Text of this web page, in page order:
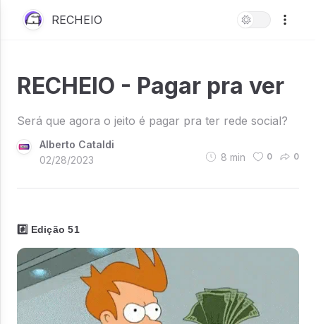
RECHEIO
RECHEIO - Pagar pra ver
Será que agora o jeito é pagar pra ter rede social?
Alberto Cataldi
02/28/2023
8 min 0 0
#️⃣ Edição 51